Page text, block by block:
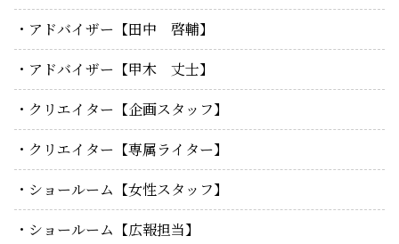
アドバイザー【田中 啓輔】
アドバイザー【甲木 丈士】
クリエイター【企画スタッフ】
クリエイター【専属ライター】
ショールーム【女性スタッフ】
ショールーム【広報担当】